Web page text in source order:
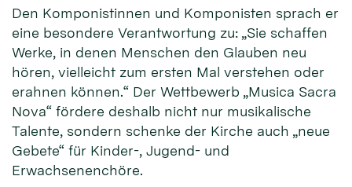
Den Komponistinnen und Komponisten sprach er
eine besondere Verantwortung zu: „Sie schaffen
Werke, in denen Menschen den Glauben neu
hören, vielleicht zum ersten Mal verstehen oder
erahnen können.“ Der Wettbewerb „Musica Sacra
Nova“ fördere deshalb nicht nur musikalische
Talente, sondern schenke der Kirche auch „neue
Gebete“ für Kinder-, Jugend- und
Erwachsenenchöre.